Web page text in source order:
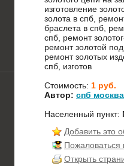
изготовление
золота в спб,
браслета в спб,
спб, ремонт
ремонт золотой
ремонт золотых
спб, изготов
Стоимость: 1 руб.
Автор: спб
Населенный пункт:
Добавить это
Открыть